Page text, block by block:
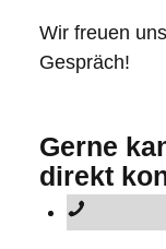
Wir freuen
Gespräch!
Gerne
direkt